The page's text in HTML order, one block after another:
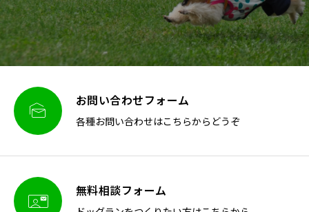
 お問い合わせフォーム
各種お問い合わせはこちらからどうぞ
 無料相談フォーム